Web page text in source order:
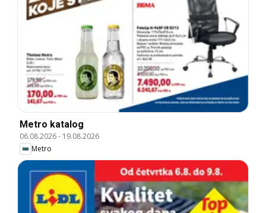
Metro katalog
06.08.2026- 19.08.2026
Metro